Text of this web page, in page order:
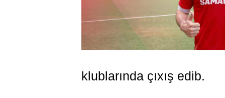
klublarında çıxış edib.